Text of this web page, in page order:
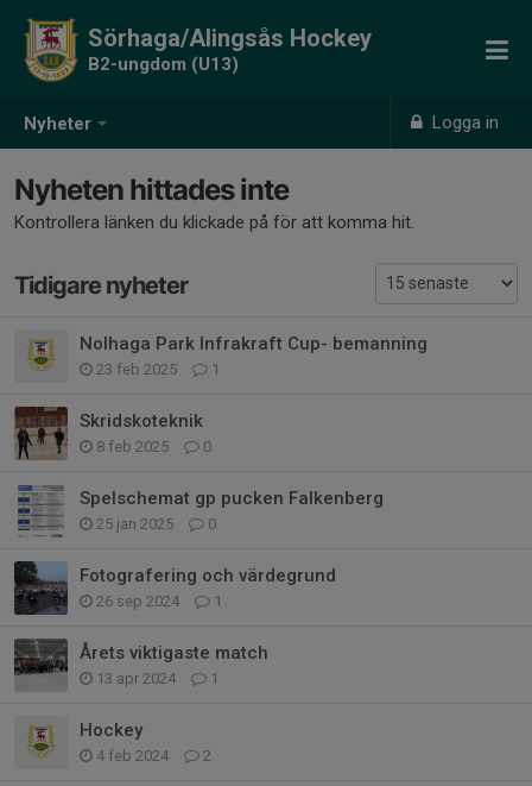
Nyheter Logga in
Sörhaga/Alingsås Hockey
B2-ungdom (U13)
Nyheten hittades inte
Kontrollera länken du klickade på för att komma hit.
Tidigare nyheter
Nolhaga Park Infrakraft Cup- bemanning
23 feb 2025 1
Skridskoteknik
8 feb 2025 0
Spelschemat gp pucken Falkenberg
25 jan 2025 0
Fotografering och värdegrund
26 sep 2024 1
Årets viktigaste match
13 apr 2024 1
Hockey
4 feb 2024 2